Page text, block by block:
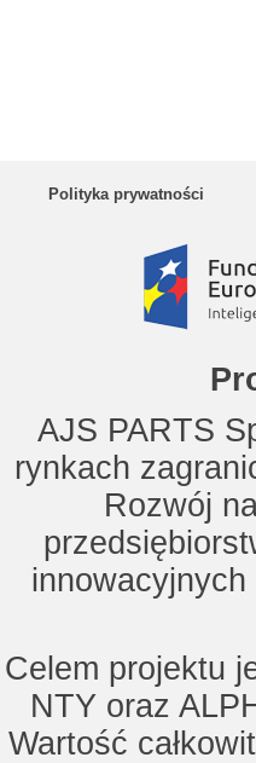
Polityka prywatności
AJS PARTS
rynkach
Rozwój
innowacyjnych
Celem projektu
NTY oraz
Wartość